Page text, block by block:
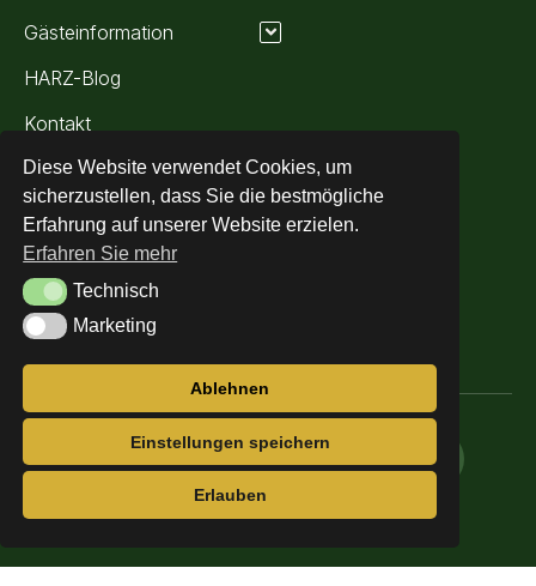
Gästeinformation
HARZ-Blog
Kontakt
Angebote
Kontakt
+49 (0) 160 213 833 7
kontakt@fewo-blankenburg-harz.de
Krumme Str. 6, 38889 Blankenburg (Harz)
4.9 aus allen Bewertungen
© 2026 fewo-blankenburg-harz.de
AGB·Impressum ·Datenschutzerklärung
Diese Website verwendet Cookies, um
sicherzustellen, dass Sie die bestmögliche
Erfahrung auf unserer Website erzielen.
Erfahren Sie mehr
TechnischTechnisch
MarketingMarketing
Ablehnen
Einstellungen speichern
Erlauben